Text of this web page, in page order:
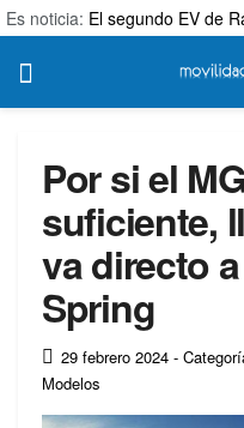
Es noticia: El segundo EV de
Por si el
suficiente,
va directo
Spring
29 febrero 2024 -
Modelos